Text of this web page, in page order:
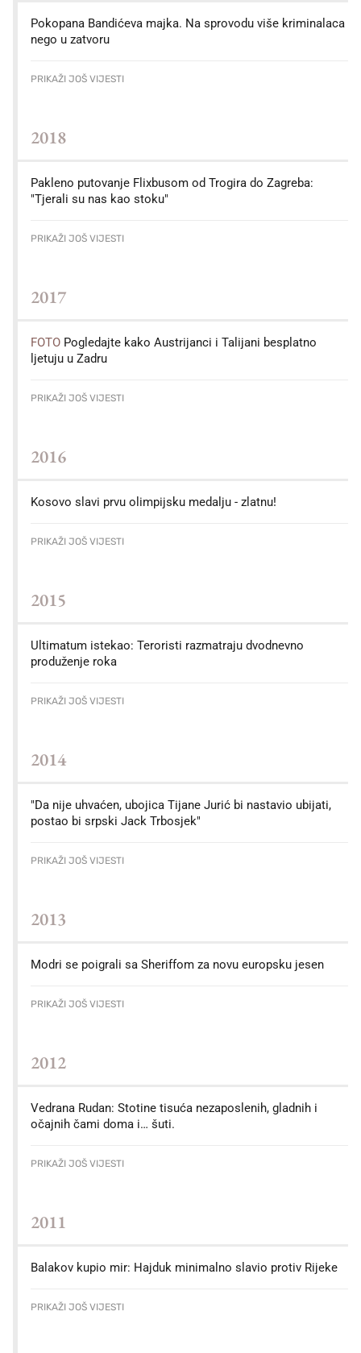
Pokopana Bandićeva majka. Na sprovodu više kriminalaca
nego u zatvoru
PRIKAŽI JOŠ VIJESTI
2018
Pakleno putovanje Flixbusom od Trogira do Zagreba:
"Tjerali su nas kao stoku"
PRIKAŽI JOŠ VIJESTI
2017
FOTO Pogledajte kako Austrijanci i Talijani besplatno
ljetuju u Zadru
PRIKAŽI JOŠ VIJESTI
2016
Kosovo slavi prvu olimpijsku medalju - zlatnu!
PRIKAŽI JOŠ VIJESTI
2015
Ultimatum istekao: Teroristi razmatraju dvodnevno
produženje roka
PRIKAŽI JOŠ VIJESTI
2014
"Da nije uhvaćen, ubojica Tijane Jurić bi nastavio ubijati,
postao bi srpski Jack Trbosjek"
PRIKAŽI JOŠ VIJESTI
2013
Modri se poigrali sa Sheriffom za novu europsku jesen
PRIKAŽI JOŠ VIJESTI
2012
Vedrana Rudan: Stotine tisuća nezaposlenih, gladnih i
očajnih čami doma i… šuti.
PRIKAŽI JOŠ VIJESTI
2011
Balakov kupio mir: Hajduk minimalno slavio protiv Rijeke
PRIKAŽI JOŠ VIJESTI